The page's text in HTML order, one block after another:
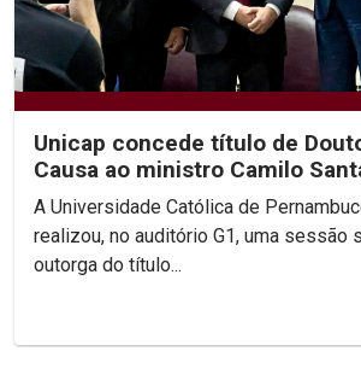
Unicap concede título de
Causa ao ministro Camilo
A Universidade Católica de
realizou, no auditório G1, uma sessão
outorga do título...